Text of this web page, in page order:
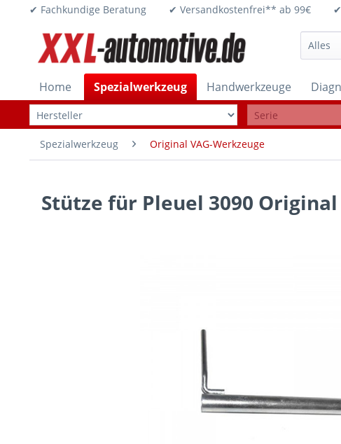
✔ Fachkundige Beratung ✔ Versandkostenfrei** ab 99€
Home Spezialwerkzeug Handwerkzeuge
Spezialwerkzeug Original VAG-Werkzeuge
Stütze für Pleuel 3090